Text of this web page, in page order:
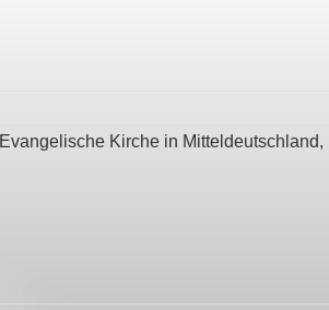
Evangelische Kirche in Mitteldeutschland,